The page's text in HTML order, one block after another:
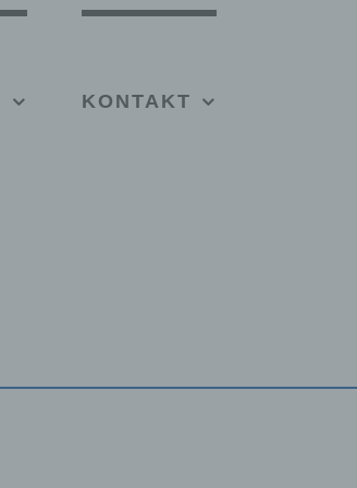
KONTAKT